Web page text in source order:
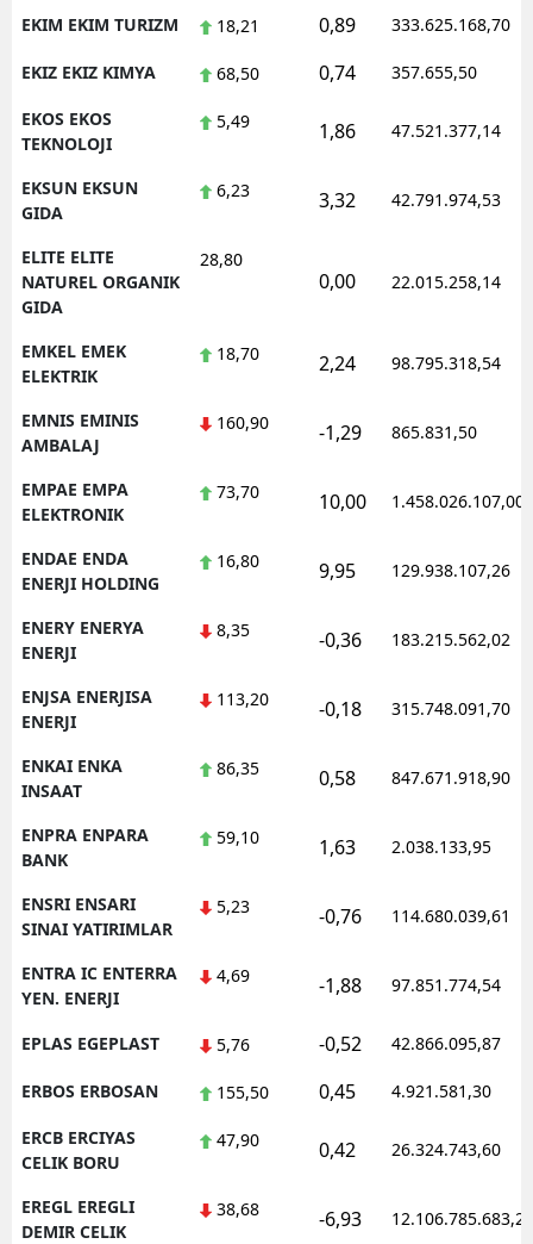
EKIM EKIM TURIZM 18,21 0,89 333.625.168,70
EKIZ EKIZ KIMYA 68,50 0,74 357.655,50
EKOS EKOS
TEKNOLOJI
5,49 1,86 47.521.377,14
EKSUN EKSUN
GIDA
6,23 3,32 42.791.974,53
ELITE ELITE
NATUREL ORGANIK
GIDA
28,80
0,00 22.015.258,14
EMKEL EMEK
ELEKTRIK
18,70 2,24 98.795.318,54
EMNIS EMINIS
AMBALAJ
160,90 -1,29 865.831,50
EMPAE EMPA
ELEKTRONIK
73,70 10,00 1.458.026.107,00
ENDAE ENDA
ENERJI HOLDING
16,80 9,95 129.938.107,26
ENERY ENERYA
ENERJI
8,35 -0,36 183.215.562,02
ENJSA ENERJISA
ENERJI
113,20 -0,18 315.748.091,70
ENKAI ENKA
INSAAT
86,35 0,58 847.671.918,90
ENPRA ENPARA
BANK
59,10 1,63 2.038.133,95
ENSRI ENSARI
SINAI YATIRIMLAR
5,23 -0,76 114.680.039,61
ENTRA IC ENTERRA
YEN. ENERJI
4,69 -1,88 97.851.774,54
EPLAS EGEPLAST 5,76 -0,52 42.866.095,87
ERBOS ERBOSAN 155,50 0,45 4.921.581,30
ERCB ERCIYAS
CELIK BORU
47,90 0,42 26.324.743,60
EREGL EREGLI
DEMIR CELIK
38,68 -6,93 12.106.785.683,20